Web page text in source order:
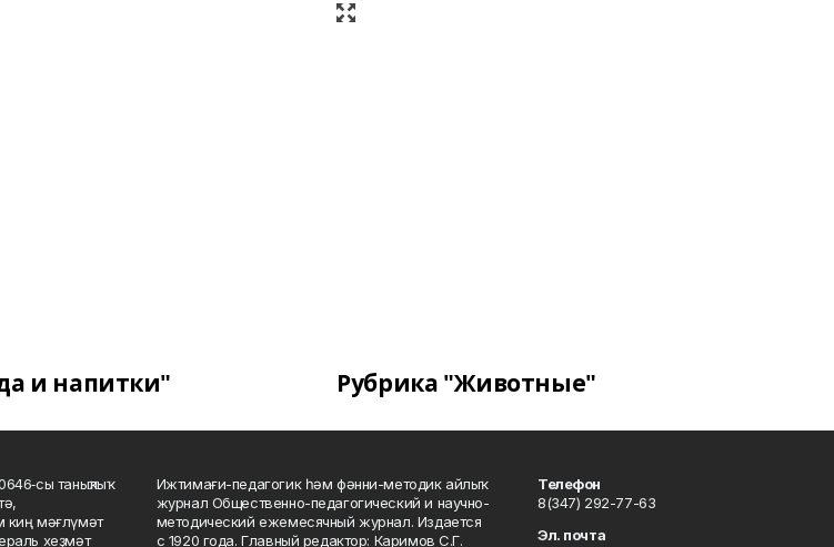
и напитки" Рубрика "Животные"
таныҡлыҡ
киң мәғлүмәт
хеҙмәт
Ижтимағи-педагогик һәм фәнни-методик айлыҡ
журнал Общественно-педагогический и научно-
методический ежемесячный журнал. Издается
с 1920 года. Главный редактор: Каримов С.Г.
Телефон
8(347) 292-77-63
Эл. почта